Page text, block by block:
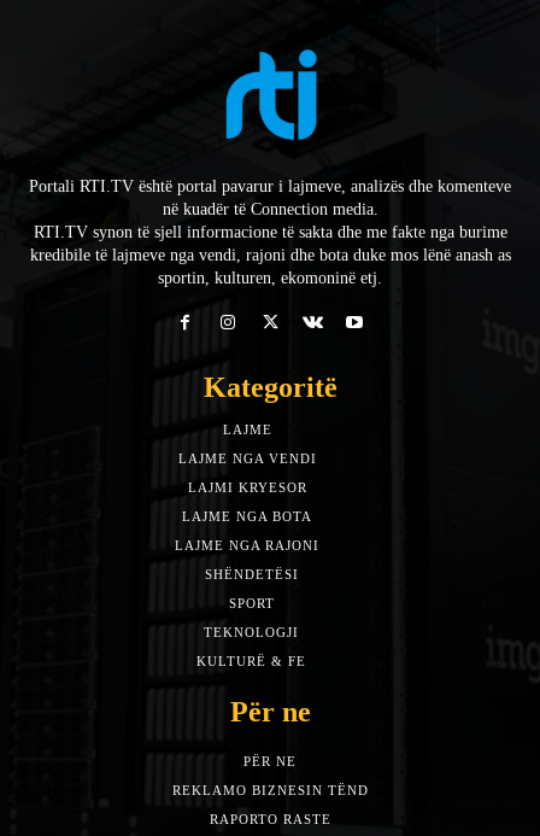
Portali RTI.TV është portal pavarur i lajmeve, analizës dhe komenteve
në kuadër të Connection media.
RTI.TV synon të sjell informacione të sakta dhe me fakte nga burime
kredibile të lajmeve nga vendi, rajoni dhe bota duke mos lënë anash as
sportin, kulturen, ekomoninë etj.
Kategoritë
LAJME
LAJME NGA VENDI
LAJMI KRYESOR
LAJME NGA BOTA
LAJME NGA RAJONI
SHËNDETËSI
SPORT
TEKNOLOGJI
KULTURË & FE
Për ne
PËR NE
REKLAMO BIZNESIN TËND
RAPORTO RASTE